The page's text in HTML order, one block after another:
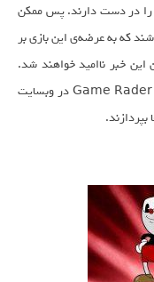
را در دست دارند. پس ممکن
پلی استیشن ۴ کسانی باشند که به عرضه‌ی این بازی بر
این خبر نا‌امید خواهند شد.
سازندگان Cuphead بعد از مکاتبه‌ای طولانی با Game Rader در وبسایت